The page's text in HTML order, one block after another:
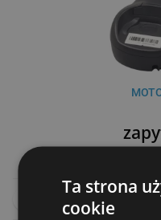
Ta strona
cookie